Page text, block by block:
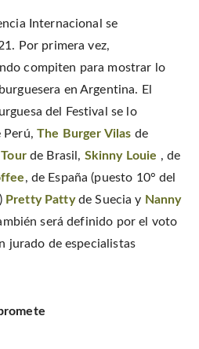
Internacional se
Por primera vez,
compiten para mostrar lo
en Argentina. El
del Festival se lo
Perú,The Burger Vilas de
de Brasil, Skinny Louie , de
, de España (puesto 10° del
Pretty Pattyde Suecia y Nanny
será definido por el voto
jurado de especialistas